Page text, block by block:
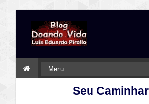
Seu Caminhar